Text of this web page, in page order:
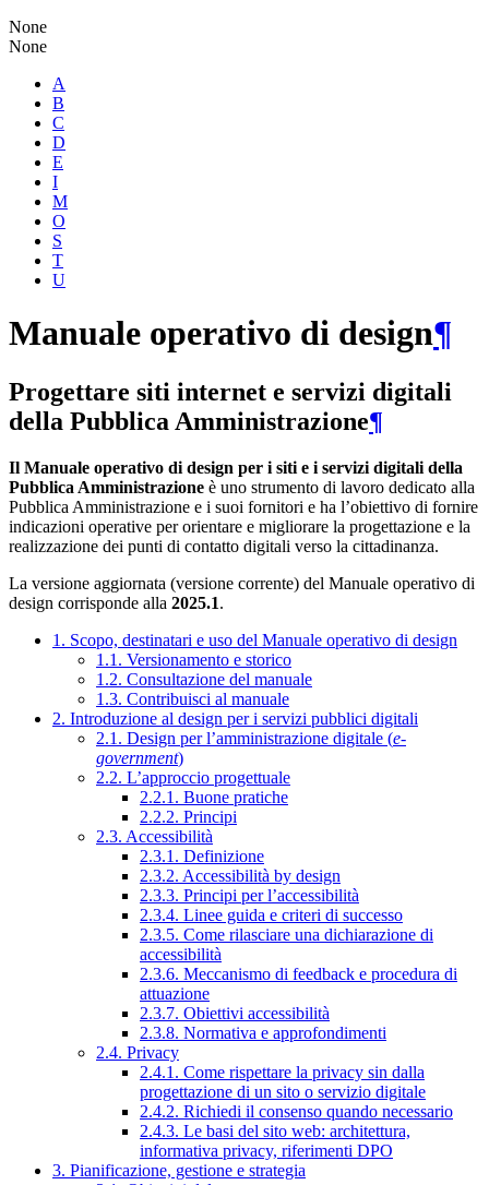
None
None
A
B
C
D
E
I
M
O
S
T
U
Manuale operativo di design¶
Progettare siti internet e servizi digitali
della Pubblica Amministrazione¶
Il Manuale operativo di design per i siti e i servizi digitali della
Pubblica Amministrazione è uno strumento di lavoro dedicato alla
Pubblica Amministrazione e i suoi fornitori e ha l’obiettivo di fornire
indicazioni operative per orientare e migliorare la progettazione e la
realizzazione dei punti di contatto digitali verso la cittadinanza.
La versione aggiornata (versione corrente) del Manuale operativo di
design corrisponde alla 2025.1.
1. Scopo, destinatari e uso del Manuale operativo di design
1.1. Versionamento e storico
1.2. Consultazione del manuale
1.3. Contribuisci al manuale
2. Introduzione al design per i servizi pubblici digitali
2.1. Design per l’amministrazione digitale (e-
government)
2.2. L’approccio progettuale
2.2.1. Buone pratiche
2.2.2. Principi
2.3. Accessibilità
2.3.1. Definizione
2.3.2. Accessibilità by design
2.3.3. Principi per l’accessibilità
2.3.4. Linee guida e criteri di successo
2.3.5. Come rilasciare una dichiarazione di
accessibilità
2.3.6. Meccanismo di feedback e procedura di
attuazione
2.3.7. Obiettivi accessibilità
2.3.8. Normativa e approfondimenti
2.4. Privacy
2.4.1. Come rispettare la privacy sin dalla
progettazione di un sito o servizio digitale
2.4.2. Richiedi il consenso quando necessario
2.4.3. Le basi del sito web: architettura,
informativa privacy, riferimenti DPO
3. Pianificazione, gestione e strategia